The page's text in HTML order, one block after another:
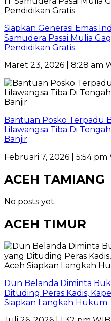
Siapkan Generasi Emas
Samudera Pasai Mulia
Pendidikan Gratis
Maret 23, 2026 | 8:28 am
Bantuan Posko Terpadu
Lilawangsa Tiba Di
Banjir
Februari 7, 2026 | 5:54 pm
ACEH TAMIANG
No posts yet.
ACEH TIMUR
Dun Belanda Diminta
Dituding Peras Kadis,
Siapkan Langkah Hukum